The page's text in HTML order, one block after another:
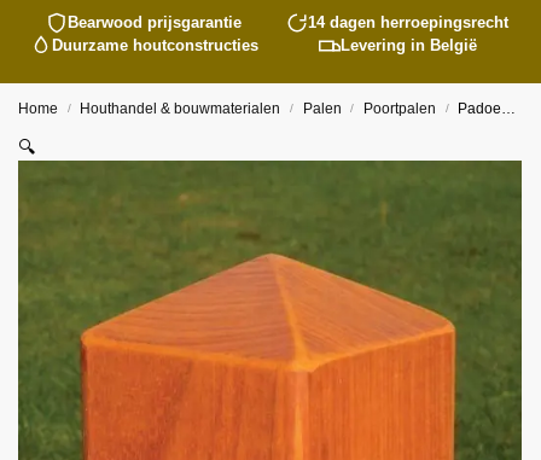
Bearwood prijsgarantie
14 dagen herroepingsrecht
Duurzame houtconstructies
Levering in België
Home / Houthandel & bouwmaterialen / Palen / Poortpalen / Padoek poortpaal 12×12
🔍